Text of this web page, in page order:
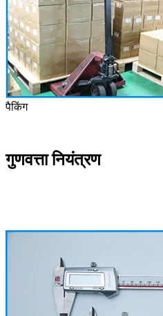
पैकिंग
गुणवत्ता नियंत्रण